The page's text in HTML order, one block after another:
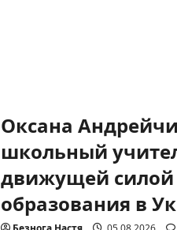
Оксана
школьный
движущей
образования в